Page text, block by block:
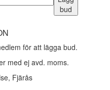
bud
för att lägga bud.
med ej avd. moms.
Fjärås